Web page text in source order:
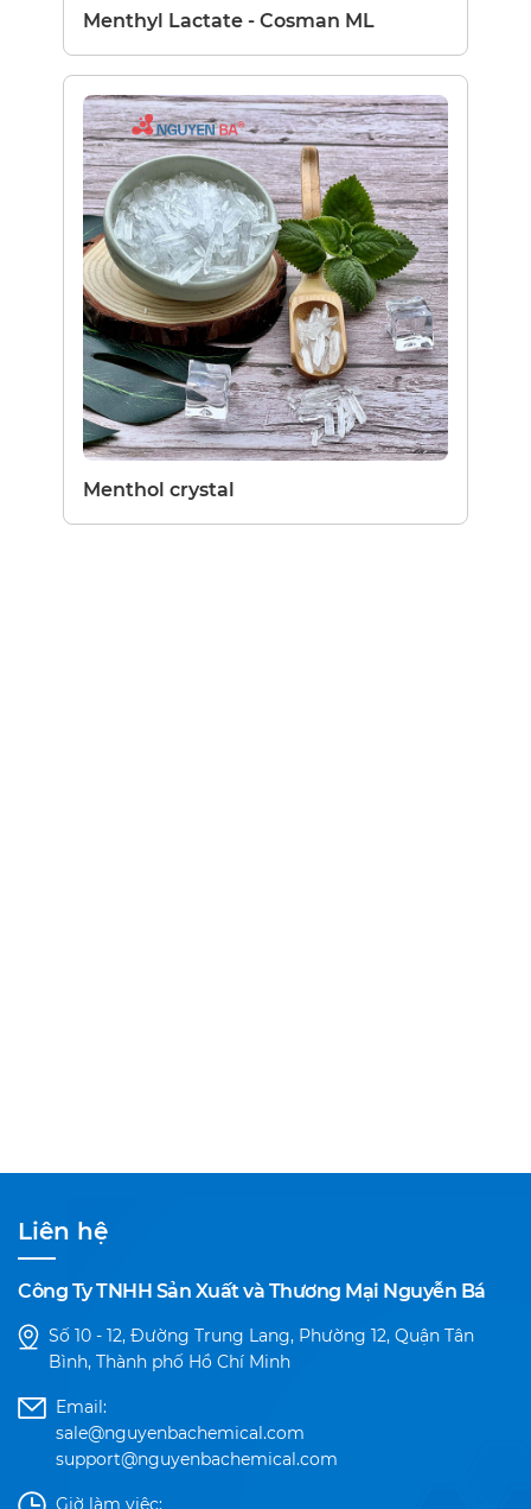
Menthyl Lactate - Cosman ML
Menthol crystal
Liên hệ
Công Ty TNHH Sản Xuất và Thương Mại Nguyễn Bá
Số 10 - 12, Đường Trung Lang, Phường 12, Quận Tân
Bình, Thành phố Hồ Chí Minh
Email:
sale@nguyenbachemical.com
support@nguyenbachemical.com
Giờ làm việc: